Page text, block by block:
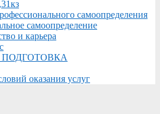
самоопределения
самоопределение
и карьера
оказания услуг